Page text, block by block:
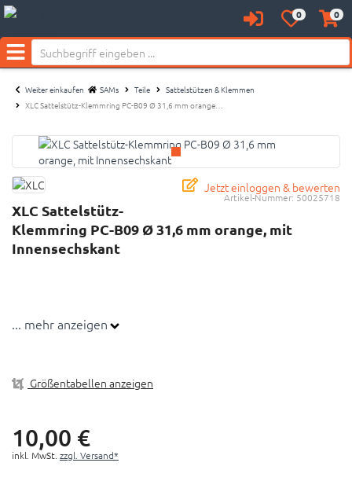
AnmeldenMerkzettel
aufklappen
0 0
Menü
Weiter einkaufen SAMs Teile
Sattelstützen & Klemmen
XLC Sattelstütz-Klemmring PC-B09 Ø 31,6 mm orange…
Jetzt einloggen & bewerten
Artikel-Nummer: 50025718
XLC Sattelstütz-
Klemmring PC-B09 Ø 31,6 mm orange, mit
Innensechskant
... mehr anzeigen
Größentabellen anzeigen
10,00 €
inkl. MwSt. zzgl. Versand*